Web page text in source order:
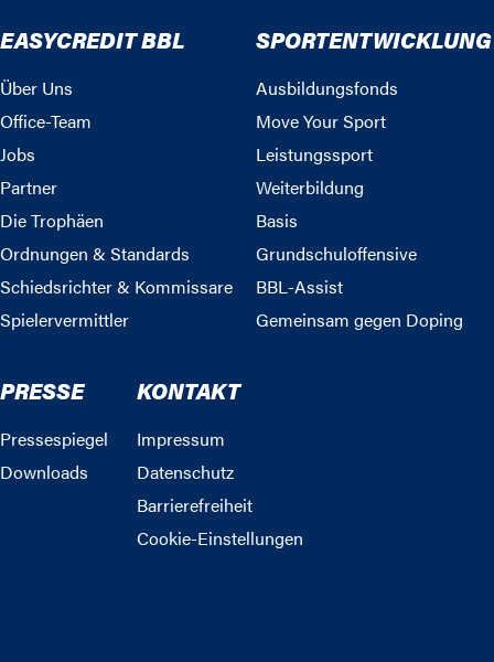
EASYCREDIT BBL
Über Uns
Office-Team
Jobs
Partner
Die Trophäen
Ordnungen & Standards
Schiedsrichter & Kommissare
Spielervermittler
SPORTENTWICKLUNG
Ausbildungsfonds
Move Your Sport
Leistungssport
Weiterbildung
Basis
Grundschuloffensive
BBL-Assist
Gemeinsam gegen Doping
PRESSE
Pressespiegel
Downloads
KONTAKT
Impressum
Datenschutz
Barrierefreiheit
Cookie-Einstellungen